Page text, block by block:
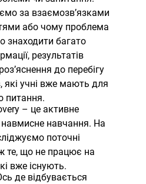
за взаємозв’язками
або чому проблема
знаходити багато
результатів
до перебігу
які учні вже мають для
питання.
– це активне
навчання. На
поточні
те, що не працює на
вже існують.
де відбувається